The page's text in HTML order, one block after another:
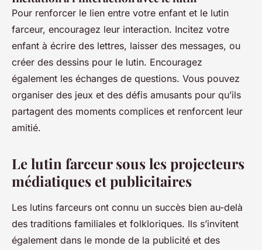
Pour renforcer le lien entre votre enfant et le lutin
farceur, encouragez leur interaction. Incitez votre
enfant à écrire des lettres, laisser des messages, ou
créer des dessins pour le lutin. Encouragez
également les échanges de questions. Vous pouvez
organiser des jeux et des défis amusants pour qu’ils
partagent des moments complices et renforcent leur
amitié.
Le lutin farceur sous les projecteurs
médiatiques et publicitaires
Les lutins farceurs ont connu un succès bien au-delà
des traditions familiales et folkloriques. Ils s’invitent
également dans le monde de la publicité et des